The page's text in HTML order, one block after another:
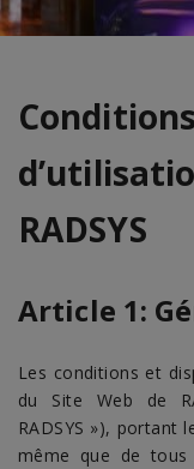
RADSYS
Article 1:
Les conditions et
du Site Web de
RADSYS »), portant
même que de